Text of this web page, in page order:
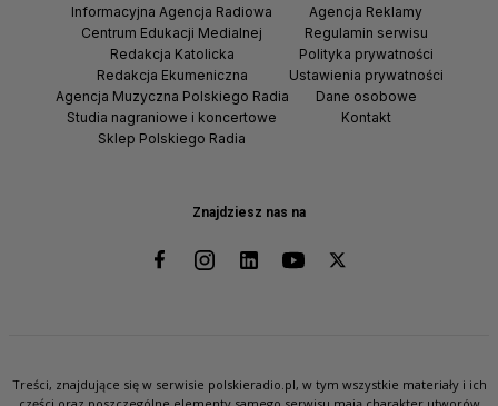
Znajdziesz nas na
Informacyjna Agencja Radiowa
Centrum Edukacji Medialnej
Redakcja Katolicka
Redakcja Ekumeniczna
Agencja Muzyczna Polskiego Radia
Studia nagraniowe i koncertowe
Sklep Polskiego Radia
Agencja Reklamy
Regulamin serwisu
Polityka prywatności
Ustawienia prywatności
Dane osobowe
Kontakt
Treści, znajdujące się w serwisie polskieradio.pl, w tym wszystkie materiały i ich